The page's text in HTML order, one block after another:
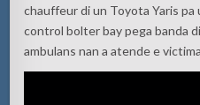
chauffeur di un Toyota Yaris
control bolter bay pega banda
ambulans nan a atende e